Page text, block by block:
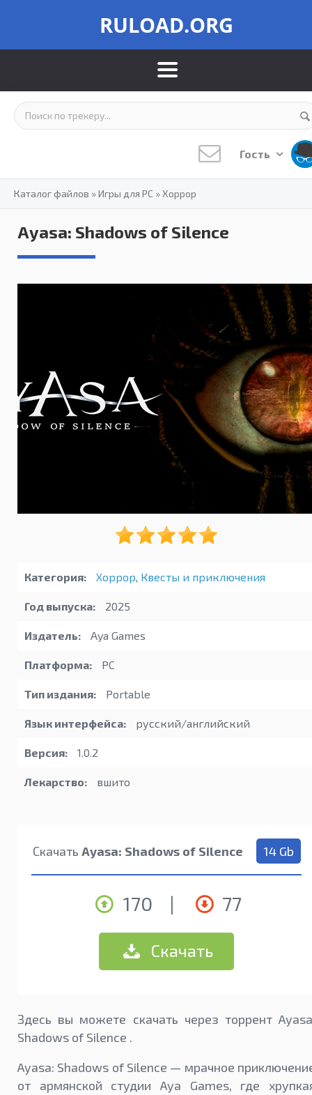
RULOAD.ORG
Гость
Каталог файлов »Игры для PC »Хоррор
Ayasa: Shadows of Silence
Категория: Хоррор, Квесты и приключения
Год выпуска: 2025
Издатель: Aya Games
Платформа: PC
Тип издания: Portable
Язык интерфейса: русский/английский
Версия: 1.0.2
Лекарство: вшито
Скачать Ayasa: Shadows of Silence 14 Gb
170 | 77
Скачать
Здесь вы можете скачать через торрент
Shadows of Silence .
Ayasa: Shadows of Silence — мрачное
от армянской студии Aya Games, где